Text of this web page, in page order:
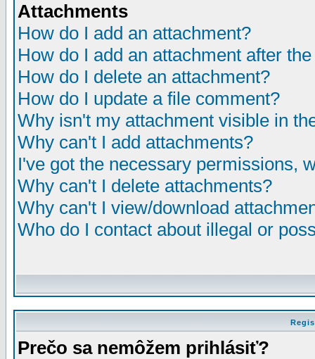
Attachments
How do I add an attachment?
How do I add an attachment after
How do I delete an attachment?
How do I update a file comment?
Why isn't my attachment visible in
Why can't I add attachments?
I've got the necessary permissions,
Why can't I delete attachments?
Why can't I view/download
Who do I contact about illegal or
Prečo sa nemôžem prihlásiť?